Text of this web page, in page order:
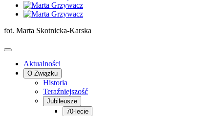
fot. Marta Skotnicka-Karska
Aktualności
O Związku
Historia
Teraźniejszość
Jubileusze
70-lecie